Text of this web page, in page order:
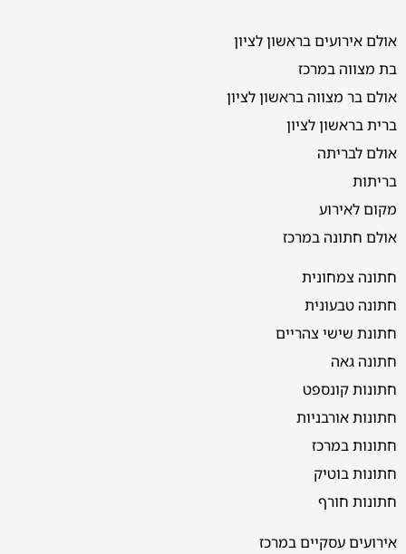
אולם אירועים בראשון לציון
בת מצווה במרכז
אולם בר מצווה בראשון לציון
ברית בראשון לציון
אולם לבריתה
בריתות
מקום לאירוע
אולם חתונה במרכז
חתונה צמחונית
חתונה טבעונית
חתונת שישי צהריים
חתונה גאה
חתונות קונספט
חתונות אורבניות
חתונות במרכז
חתונות בוטיק
חתונות חורף
אירועים עסקיים במרכז